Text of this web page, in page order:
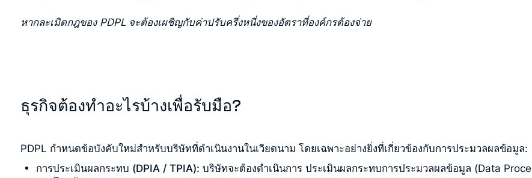
หากละเมิดกฎของ PDPL จะต้องเผชิญกับค่าปรับครึ่งหนึ่งของอัตราที่องค์กรต้องจ่าย
ธุรกิจต้องทำอะไรบ้างเพื่อรับมือ?
PDPL กำหนดข้อบังคับใหม่สำหรับบริษัทที่ดำเนินงานในเวียดนาม โดยเฉพาะอย่างยิ่งที่เกี่ยวข้องกับการประมวลผลข้อมูล:
การประเมินผลกระทบ (DPIA / TPIA): บริษัทจะต้องดำเนินการ ประเมินผลกระทบการประมวลผลข้อมูล (Data